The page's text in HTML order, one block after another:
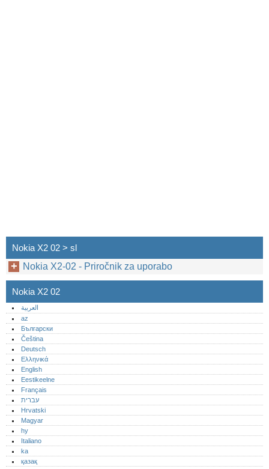
Nokia X2 02 > sl
Nokia X2-02 - Priročnik za uporabo
Nokia X2 02
العربية
az
Български
Čeština
Deutsch
Ελληνικά
English
Eestikeelne
Français
עברית
Hrvatski
Magyar
hy
Italiano
ka
қазақ